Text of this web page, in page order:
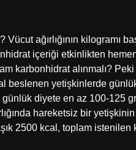
ağırlığının kilogramı
içeriği etkinlikten
karbonhidrat alınmalı?
beslenen yetişkinlerde
diyete en az 100-125
hareketsiz bir
2500 kcal, toplam